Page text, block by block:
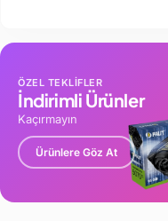
ÖZEL TEKLİFLER
İndirimli Ürünler
Kaçırmayın
Ürünlere Göz At